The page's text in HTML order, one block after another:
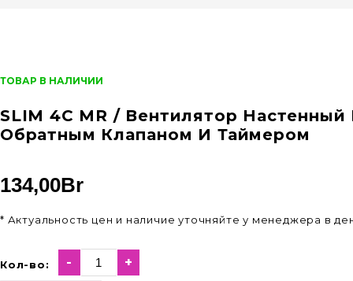
ТОВАР В НАЛИЧИИ
SLIM 4С MR / Вентилятор
Обратным Клапаном И Таймером
134,00Br
* Актуальность цен и наличие уточняйте у менеджера в
Кол-во: - +